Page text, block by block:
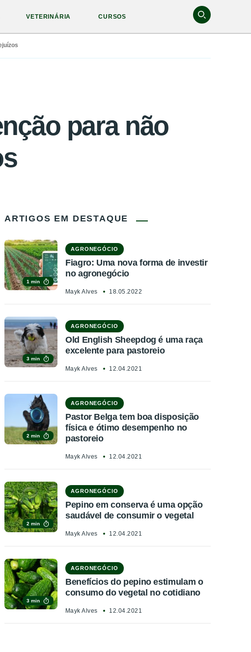
VETERINÁRIA CURSOS
para não
ARTIGOS EM DESTAQUE
1 min
AGRONEGÓCIO
Fiagro: Uma nova forma de investir
no agronegócio
Mayk Alves 18.05.2022
3 min
AGRONEGÓCIO
Old English Sheepdog é uma raça
excelente para pastoreio
Mayk Alves 12.04.2021
2 min
AGRONEGÓCIO
Pastor Belga tem boa disposição
física e ótimo desempenho no
pastoreio
Mayk Alves 12.04.2021
2 min
AGRONEGÓCIO
Pepino em conserva é uma opção
saudável de consumir o vegetal
Mayk Alves 12.04.2021
3 min
AGRONEGÓCIO
Benefícios do pepino estimulam o
consumo do vegetal no cotidiano
Mayk Alves 12.04.2021